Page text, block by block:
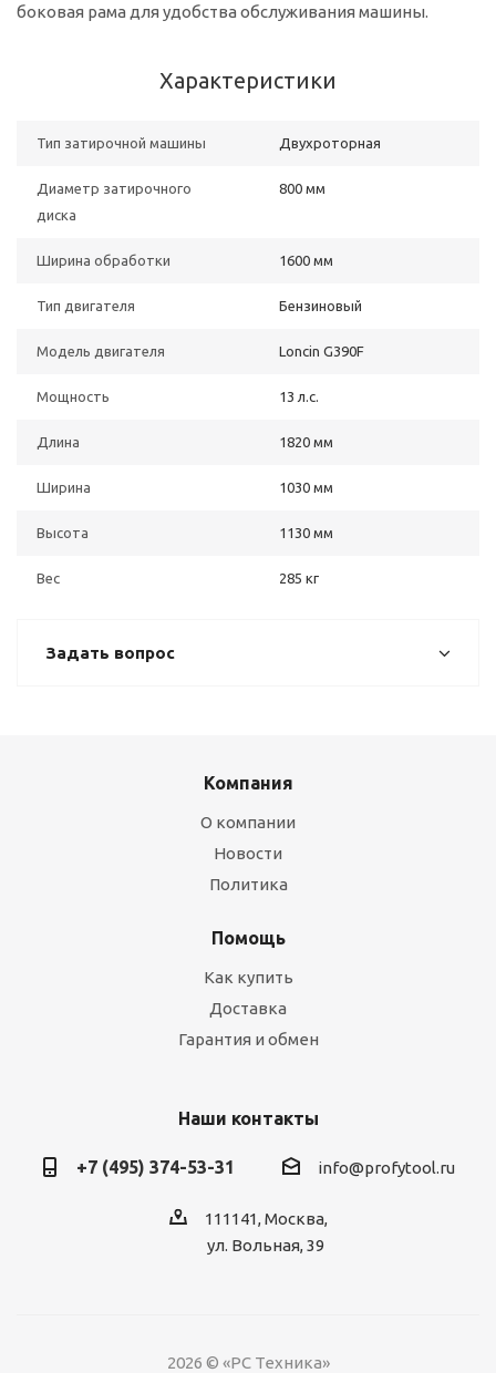
боковая рама для удобства обслуживания машины.
Характеристики
Тип затирочной машины Двухроторная
Диаметр затирочного
диска
800 мм
Ширина обработки 1600 мм
Тип двигателя Бензиновый
Модель двигателя Loncin G390F
Мощность 13 л.с.
Длина 1820 мм
Ширина 1030 мм
Высота 1130 мм
Вес 285 кг
Задать вопрос
Компания
О компании
Новости
Политика
Помощь
Как купить
Доставка
Гарантия и обмен
Наши контакты
+7 (495) 374-53-31 info@profytool.ru
111141, Москва,
ул. Вольная, 39
2026 © «РС Техника»